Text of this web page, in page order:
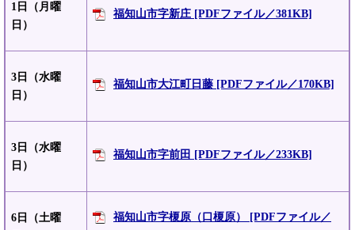
1日（月曜
日）
福知山市字新庄 [PDFファイル／381KB]
3日（水曜
日）
福知山市大江町日藤 [PDFファイル／170KB]
3日（水曜
日）
福知山市字前田 [PDFファイル／233KB]
6日（土曜
福知山市字榎原（口榎原） [PDFファイル／